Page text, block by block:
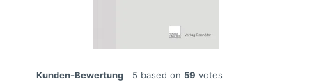
Kunden-Bewertung 5 based on 59 votes